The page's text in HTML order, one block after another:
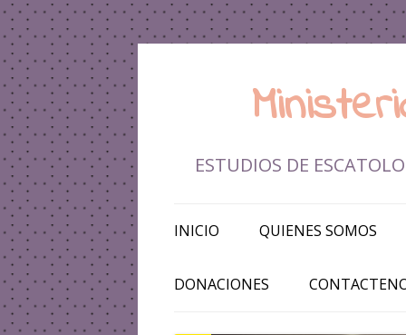
ESTUDIOS DE
INICIO QUIENES SOMOS
DONACIONES